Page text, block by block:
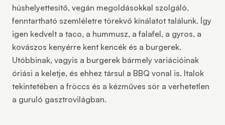
húshelyettesítő, vegán megoldásokkal szolgáló,
fenntartható szemléletre törekvő kínálatot találunk. Így
igen kedvelt a taco, a hummusz, a falafel, a gyros, a
kovászos kenyérre kent kencék és a burgerek.
Utóbbinak, vagyis a burgerek bármely variációinak
óriási a keletje, és ehhez társul a BBQ vonal is. Italok
tekintetében a fröccs és a kézműves sör a verhetetlen
a guruló gasztrovilágban.